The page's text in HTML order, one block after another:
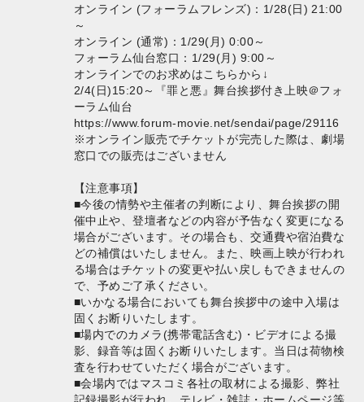
オンライン (フォーラムフレンズ)：1/28(日) 21:00
～
オンライン (通常)：1/29(月) 0:00～
フォーラム仙台窓口：1/29(月) 9:00～
オンラインでのお求めはこちらから↓
2/4(日)15:20～『罪と悪』舞台挨拶付き上映＠フォ
ーラム仙台
https://www.forum-movie.net/sendai/page/29116
※オンライン販売でチケットが完売した際は、劇場
窓口での販売はございません
【注意事項】
■今後の情勢や主催者の判断により、舞台挨拶の開
催中止や、登壇者などの内容が予告なく変更になる
場合がございます。その場合も、交通費や宿泊費な
どの補償はいたしません。また、映画上映が行われ
る場合はチケットの変更や払い戻しもできませんの
で、予めご了承ください。
■いかなる場合においても舞台挨拶中の途中入場は
固くお断りいたします。
■場内でのカメラ(携帯電話含む)・ビデオによる撮
影、録音等は固くお断りいたします。当日は荷物検
査を行わせていただく場合がございます。
■会場内ではマスコミ各社の取材による撮影、弊社